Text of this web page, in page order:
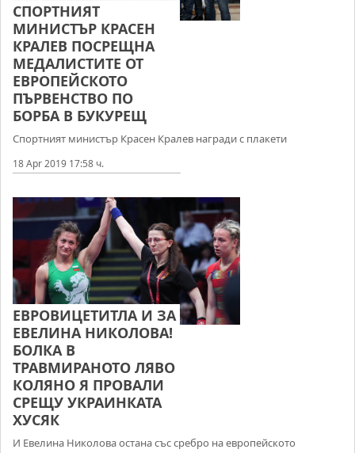
СПОРТНИЯТ
МИНИСТЪР КРАСЕН
КРАЛЕВ ПОСРЕЩНА
МЕДАЛИСТИТЕ ОТ
ЕВРОПЕЙСКОТО
ПЪРВЕНСТВО ПО
БОРБА В БУКУРЕЩ
Спортният министър Красен Кралев награди с плакети
18 Apr 2019 17:58 ч.
ЕВРОВИЦЕТИТЛА И ЗА
ЕВЕЛИНА НИКОЛОВА!
БОЛКА В
ТРАВМИРАНОТО ЛЯВО
КОЛЯНО Я ПРОВАЛИ
СРЕЩУ УКРАИНКАТА
ХУСЯК
И Евелина Николова остана със сребро на европейското